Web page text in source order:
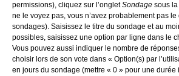
permissions), cliquez sur l’ongletSondage sous
ne le voyez pas, vous n’avez probablement pas
sondages). Saisissez le titre du sondage et au
possibles, saisissez une option par ligne dans le
Vous pouvez aussi indiquer le nombre de
choisir lors de son vote dans « Option(s) par
en jours du sondage (mettre « 0 » pour une durée